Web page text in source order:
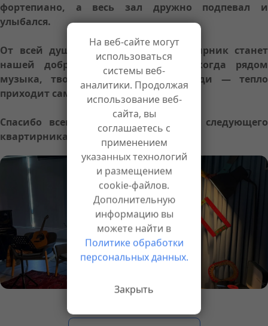
фортепиано, а весь зал дружно подпевал и
улыбался.
От всей души надеемся, что квартирник станет
нашей доброй традицией. Ведь когда рядом
музыка, творчество и близкие люди — тепло
приходит само собой.
Спасибо всем, кто был с нами. До следующего
квартирника!
На веб-сайте могут
использоваться
системы веб-
аналитики. Продолжая
использование веб-
сайта, вы
соглашаетесь с
применением
указанных технологий
и размещением
cookie-файлов.
Дополнительную
информацию вы
можете найти в
Политике обработки
персональных данных.
Закрыть